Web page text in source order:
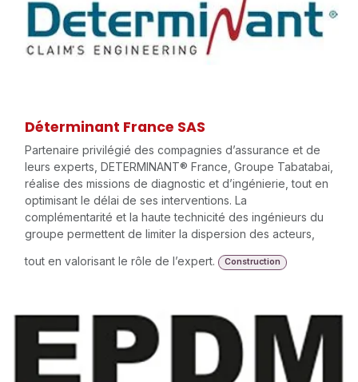
Déterminant France SAS
Partenaire privilégié des compagnies d’assurance et de
leurs experts, DETERMINANT® France, Groupe Tabatabai,
réalise des missions de diagnostic et d’ingénierie, tout en
optimisant le délai de ses interventions. La
complémentarité et la haute technicité des ingénieurs du
groupe permettent de limiter la dispersion des acteurs,
tout en valorisant le rôle de l’expert.
Construction